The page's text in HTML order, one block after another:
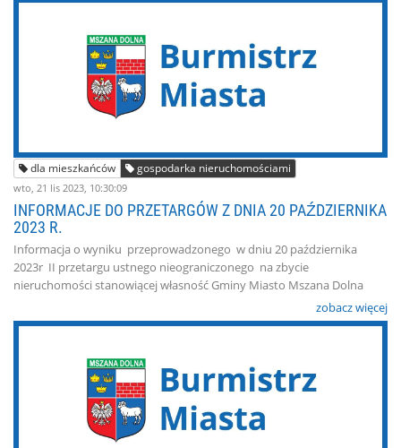
dla mieszkańców gospodarka nieruchomościami
wto, 21 lis 2023, 10:30:09
INFORMACJE DO PRZETARGÓW Z DNIA 20 PAŹDZIERNIKA
2023 R.
Informacja o wyniku przeprowadzonego w dniu 20 października
2023r II przetargu ustnego nieograniczonego na zbycie
nieruchomości stanowiącej własność Gminy Miasto Mszana Dolna
zobacz więcej